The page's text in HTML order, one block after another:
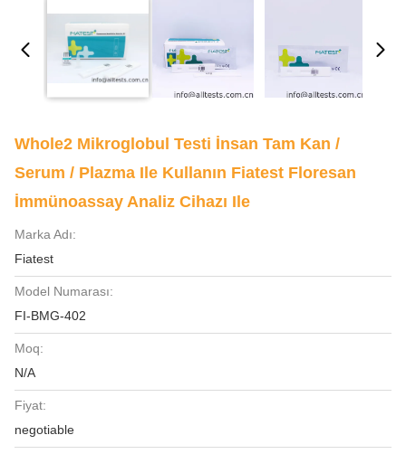
Whole2 Mikroglobul Testi İnsan Tam Kan /
Serum / Plazma Ile Kullanın Fiatest Floresan
İmmünoassay Analiz Cihazı Ile
Marka Adı:
Fiatest
Model Numarası:
FI-BMG-402
Moq:
N/A
Fiyat:
negotiable